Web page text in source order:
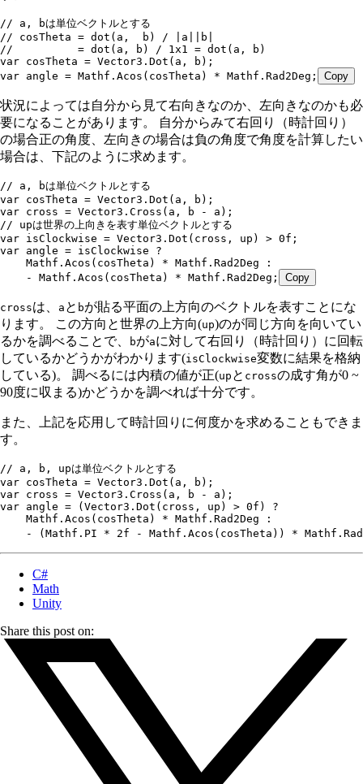
// a, bは単位ベクトルとする
// cosTheta = dot(a,  b) / |a||b|
//          = dot(a, b) / 1x1 = dot(a, b)
var cosTheta = Vector3 . Dot (a ,
b);
var angle = Mathf . Acos (cosTheta) * Mathf . Rad2Deg ; Copy
状況によっては自分から見て右向きなのか、左向きなのかも必
要になることがあります。 自分からみて右回り（時計回り）
の場合正の角度、左向きの場合は負の角度で角度を計算したい
場合は、下記のように求めます。
// a, bは単位ベクトルとする
var cosTheta = Vector3 . Dot (a ,
b);
var cross = Vector3 . Cross (a , b -
a);
// upは世界の上向きを表す単位ベクトルとする
var isClockwise = Vector3 . Dot (cross , up) > 0f ;
var angle = isClockwise ?
    Mathf
. Acos (cosTheta) * Mathf . Rad2Deg :
    -
Mathf . Acos (cosTheta) * Mathf . Rad2Deg ; Copy
crossは、 a と bが貼る平面の上方向のベクトルを表すことにな
ります。 この方向と世界の上方向(up)のが同じ方向を向いてい
るかを調べることで、
bがaに対して右回り（時計回り）に回転
しているかどうかがわかります(isClockwise変数に結果を格納
している)。 調べるには内積の値が正(up と crossの成す角が0 ~
90度に収まる)かどうかを調べれば十分です。
また、上記を応用して時計回りに何度かを求めることもできま
す。
// a, b, upは単位ベクトルとする
var cosTheta = Vector3 . Dot (a ,
b);
var cross = Vector3 . Cross (a , b -
a);
var angle = ( Vector3 . Dot (cross , up) > 0f ) ?
    Mathf
. Acos (cosTheta) * Mathf . Rad2Deg :
    -
( Mathf . PI * 2f - Mathf . Acos (cosTheta)) * Mathf .
C#
Math
Unity
Share this post on: